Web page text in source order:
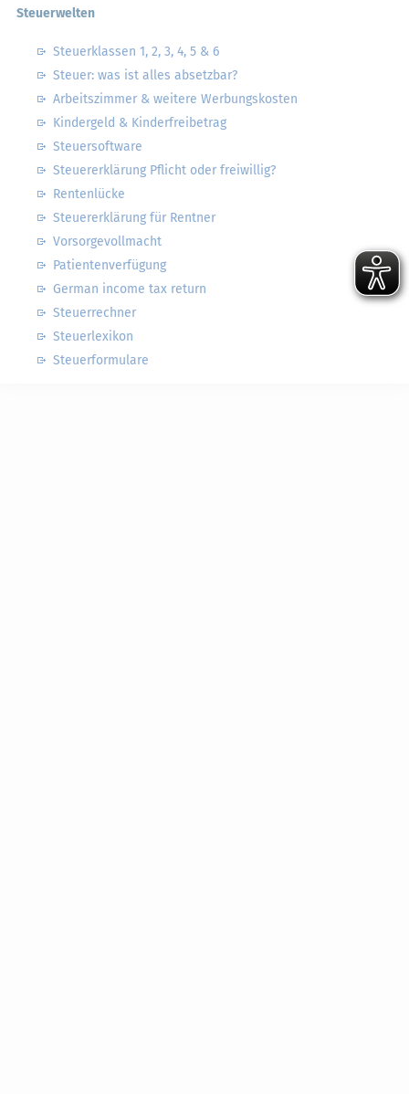
Steuerwelten
Steuerklassen 1, 2, 3, 4, 5 & 6
Steuer: was ist alles absetzbar?
Arbeitszimmer & weitere Werbungskosten
Kindergeld & Kinderfreibetrag
Steuersoftware
Steuererklärung Pflicht oder freiwillig?
Rentenlücke
Steuererklärung für Rentner
Vorsorgevollmacht
Patientenverfügung
German income tax return
Steuerrechner
Steuerlexikon
Steuerformulare